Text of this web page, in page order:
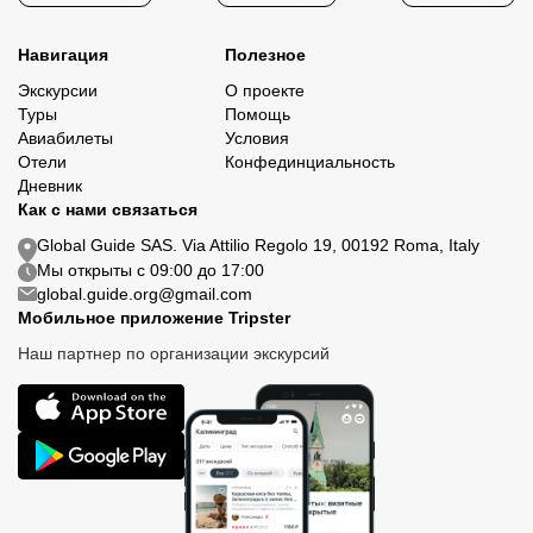
Навигация
Экскурсии
Туры
Авиабилеты
Отели
Дневник
Полезное
О проекте
Помощь
Условия
Конфединциальность
Как с нами связаться
Global Guide SAS. Via Attilio Regolo 19, 00192 Roma, Italy
Мы открыты с 09:00 до 17:00
global.guide.org@gmail.com
Мобильное приложение Tripster
Наш партнер по организации экскурсий